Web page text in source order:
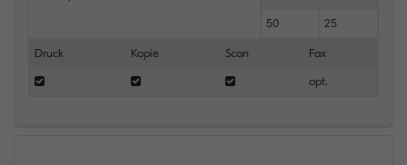
50 25
Druck Kopie Scan Fax
opt.